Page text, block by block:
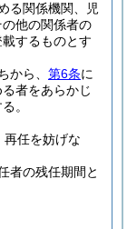
る関係機関、児
他の関係者の
するものとす
から、 第6条に
者をあらかじ
。
再任を妨げな
者の残任期間と